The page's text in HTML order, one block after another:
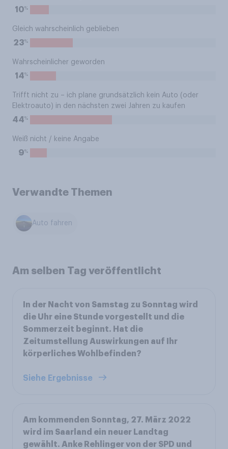
10%
Gleich wahrscheinlich geblieben
23%
Wahrscheinlicher geworden
14%
Trifft nicht zu – ich plane grundsätzlich kein Auto (oder
Elektroauto) in den nächsten zwei Jahren zu kaufen
44%
Weiß nicht / keine Angabe
9%
Verwandte Themen
Auto fahren
Am selben Tag veröffentlicht
In der Nacht von Samstag zu Sonntag wird
die Uhr eine Stunde vorgestellt und die
Sommerzeit beginnt. Hat die
Zeitumstellung Auswirkungen auf Ihr
körperliches Wohlbefinden?
Siehe Ergebnisse
Am kommenden Sonntag, 27. März 2022
wird im Saarland ein neuer Landtag
gewählt. Anke Rehlinger von der SPD und